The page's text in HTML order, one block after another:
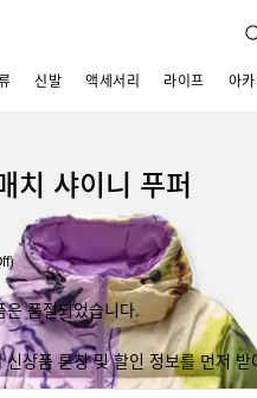
신발 액세서리 라이프 아
치 샤이니 푸퍼
은 품절되었습니다.
신상품 론칭 및 할인 정보를 먼저 받